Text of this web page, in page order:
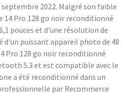
2022. Malgré son faible
14 Pro 128 go noir reconditionné
pouces et d'une résolution de
d'un puissant appareil photo de 48
Pro 128 go noir reconditionné
5.3 et est compatible avec le
a été reconditionné dans un
par Recommerce